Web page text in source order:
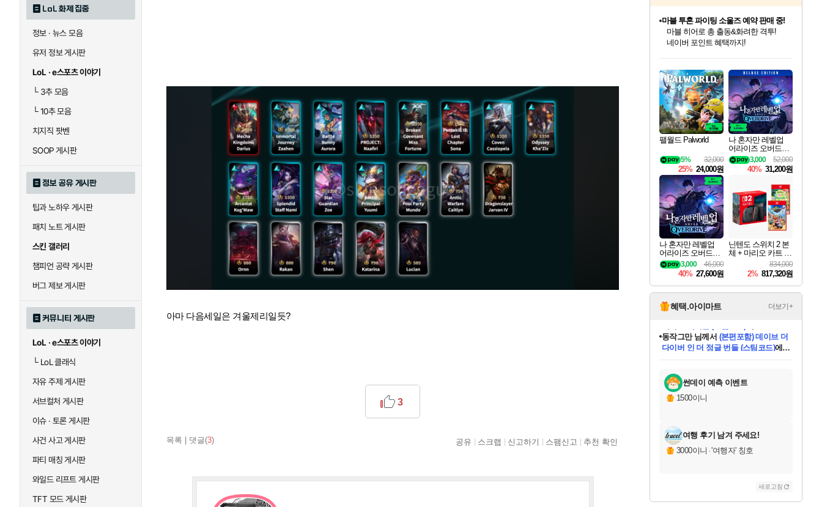
LoL 화제 집중
정보 · 뉴스 모음
유저 정보 게시판
LoL · e스포츠 이야기
└3추 모음
└10추 모음
치지직 팟벤
SOOP 게시판
정보 공유 게시판
팁과 노하우 게시판
패치 노트 게시판
스킨 갤러리
챔피언 공략 게시판
버그 제보 게시판
커뮤니티 게시판
LoL · e스포츠 이야기
└LoL 클래식
자유 주제 게시판
서브컬처 게시판
이슈 · 토론 게시판
사건 사고 게시판
파티 매칭 게시판
와일드 리프트 게시판
TFT 모드 게시판
아마 다음세일은 겨울제리일듯?
목록 댓글(3)
3
공유 스크랩 신고하기 스팸신고 추천 확인
최대 90% 할인가를 만나보세요!
네이버혜택과 함께 만나보세요!
50%할인&추가 적립까지!
이니&베니 혜택까지!
네이버 혜택가와 함께 예약하세요!
할인&네이버혜택으로 만나보세요!
네이버페이 혜택과 만나보세요!
40주년 프로모션으로 만나보세요!
마블 투혼 파이팅 소울즈 예약 판매 중!
마블 히어로 총 출동&화려한 격투!
네이버 포인트 혜택까지!
할인가에 만나보세요!
일부 에디션 상시 할인!
혜택으로 예약 판매 중
편안하게 충전하세요
팰월드 Palworld
32,000
5%
25% 24,000원
나 혼자만 레벨업
어라이즈 오버드라
이브 디럭스 에디션
Solo Leveling Arise
Overdrive Deluxe Edi
52,000
3,000
40% 31,200원
나 혼자만 레벨업
어라이즈 오버드라
이브 Solo Leveling A
rise
46,000
3,000
40% 27,600원
닌텐도 스위치 2 본
체 + 마리오 카트 월
드 + 포켓몬 포코피
아 번들
834,000
2% 817,320원
혜택.아이마트 더보기+
당첨되셨습니다.
당첨되셨습니다.
당첨되셨습니다.
동작그만님께서 (본편포함) 데이브 더
다이버 인 더 정글 번들 (스팀코드)에
에디션 (스팀코드)를 교환.
당첨되셨습니다.
당첨되셨습니다.
당첨되셨습니다.
당첨되셨습니다.
썬데이 예측 이벤트
1500이니
여행 후기 남겨 주세요!
3000이니 ·'여행자' 칭호
새로고침